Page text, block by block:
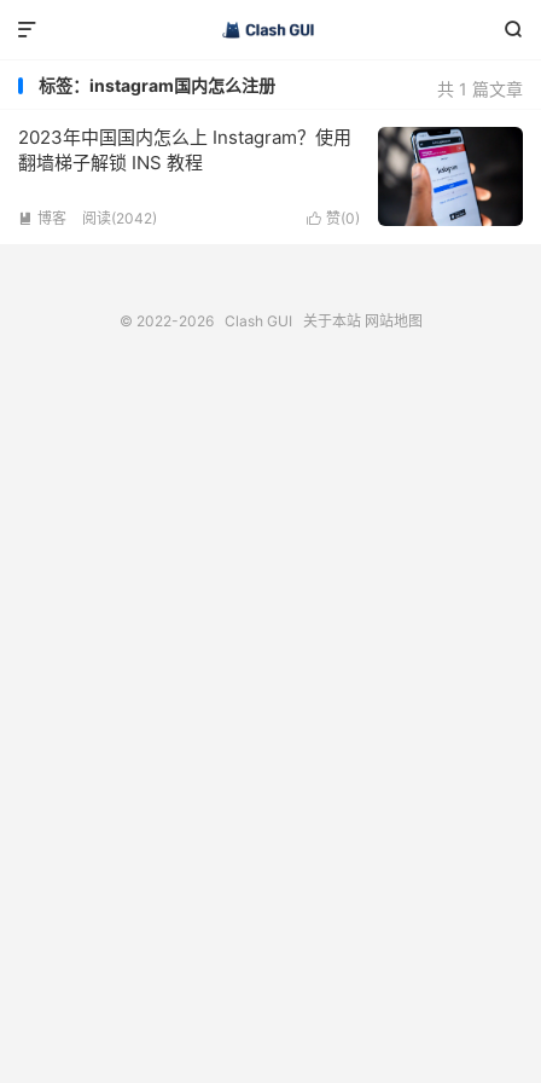


共 1 篇文章
标签：instagram国内怎么注册
2023年中国国内怎么上 Instagram？使用
翻墙梯子解锁 INS 教程
 赞(0)
 博客 阅读(2042)
© 2022-2026 Clash GUI 关于本站 网站地图